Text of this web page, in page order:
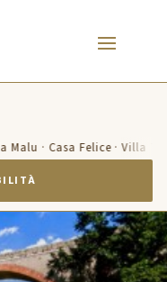
· Casa Felice · Villa